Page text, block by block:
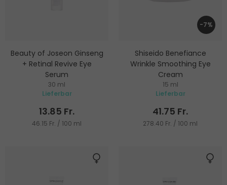
Beauty of Joseon Ginseng
+ Retinal Revive Eye
Serum
Anti-Falten-Augenserum
30 ml
Lieferbar
13.85 Fr.
46.15 Fr. / 100 ml
-7%
Shiseido Benefiance
Wrinkle Smoothing Eye
Cream
Augencreme gegen Falten
15 ml
Lieferbar
41.75 Fr.
278.40 Fr. / 100 ml